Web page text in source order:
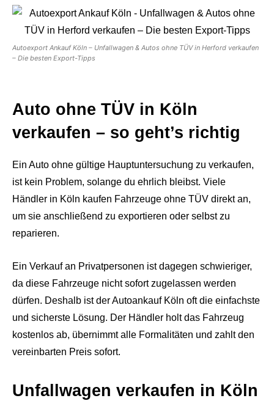
Autoexport Ankauf Köln – Unfallwagen & Autos ohne TÜV in Herford verkaufen
– Die besten Export-Tipps
Auto ohne TÜV in Köln
verkaufen – so geht’s richtig
Ein Auto ohne gültige Hauptuntersuchung zu verkaufen,
ist kein Problem, solange du ehrlich bleibst. Viele
Händler in Köln kaufen Fahrzeuge ohne TÜV direkt an,
um sie anschließend zu exportieren oder selbst zu
reparieren.
Ein Verkauf an Privatpersonen ist dagegen schwieriger,
da diese Fahrzeuge nicht sofort zugelassen werden
dürfen. Deshalb ist der Autoankauf Köln oft die einfachste
und sicherste Lösung. Der Händler holt das Fahrzeug
kostenlos ab, übernimmt alle Formalitäten und zahlt den
vereinbarten Preis sofort.
Unfallwagen verkaufen in Köln